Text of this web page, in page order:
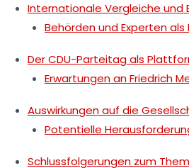
Internationale Vergleiche und
Behörden und Experten
Der CDU-Parteitag als
Erwartungen an Friedrich
Auswirkungen auf die
Potentielle
Schlussfolgerungen zum